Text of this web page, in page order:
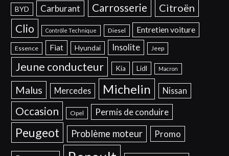
BYD Carburant Carrosserie Citroën
Clio Contrôle Technique Diesel Entretien voiture
Essence Fiat Hyundai Insolite Jeep
Jeune conducteur Kia Lidl Macron
Malus Mercedes Michelin Nissan
Occasion Opel Permis de conduire
Peugeot Problème moteur Promo